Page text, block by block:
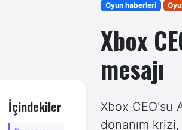
İçindekiler
Oyun haberleri
Xbox
mesajı
Xbox CEO'su
donanım